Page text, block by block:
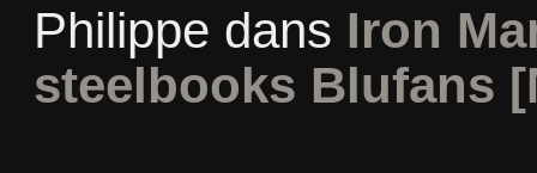
Philippe dans Iron
steelbooks Blufans